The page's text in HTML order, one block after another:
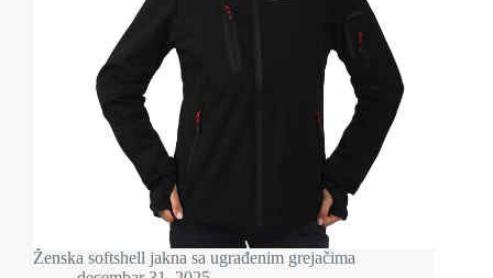
Ženska softshell jakna sa ugrađenim grejačima